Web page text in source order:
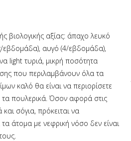
βιολογικής αξίας: άπαχο λευκό
εβδομάδα), αυγό (4/εβδομάδα),
light τυριά, μικρή ποσότητα
που περιλαμβάνουν όλα τα
καλό θα είναι να περιορίσετε
πουλερικά. Όσον αφορά στις
σόγια, πρόκειται να
άτομα με νεφρική νόσο δεν είναι